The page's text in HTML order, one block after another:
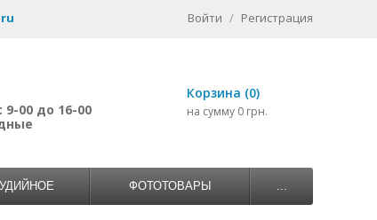
ru Войти / Регистрация
00 до 16-00
Корзина (0)
на сумму 0 грн.
ФОТОТОВАРЫ ...